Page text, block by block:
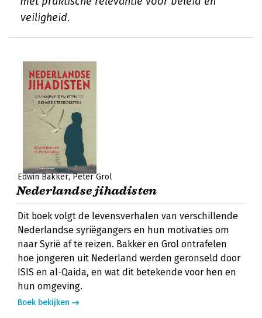
veiligheid.
Edwin Bakker Peter Grol
Nederlandse jihadisten
Dit boek volgt de levensverhalen van verschillende
Nederlandse syriëgangers en hun motivaties om
naar Syrië af te reizen. Bakker en Grol ontrafelen
hoe jongeren uit Nederland werden geronseld door
ISIS en al-Qaida, en wat dit betekende voor hen en
hun omgeving.
Boek bekijken